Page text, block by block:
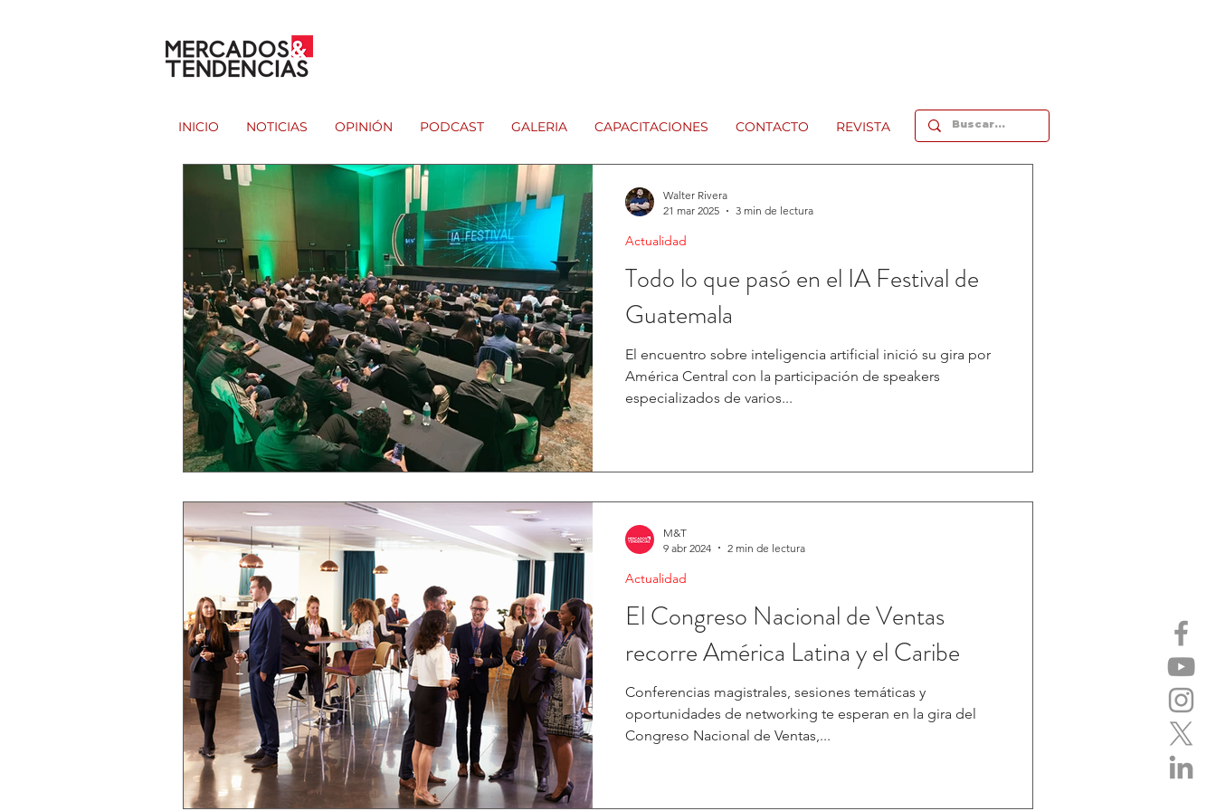
INICIO NOTICIAS OPINIÓN PODCAST GALERIA CAPACITACIONES CONTACTO REVISTA
Todo lo que pasó en el IA Festival de
Guatemala
El encuentro sobre inteligencia artificial inició su gira por
América Central con la participación de speakers
especializados de varios...
Actualidad
Walter Rivera
21 mar 2025
3 min de lectura
El Congreso Nacional de Ventas
recorre América Latina y el Caribe
Conferencias magistrales, sesiones temáticas y
oportunidades de networking te esperan en la gira del
Congreso Nacional de Ventas,...
Actualidad
M&T
9 abr 2024
2 min de lectura